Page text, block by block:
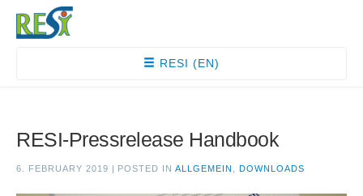
RESI (EN)
RESI-Pressrelease Handbook
6. FEBRUARY 2019 | POSTED IN ALLGEMEIN DOWNLOADS